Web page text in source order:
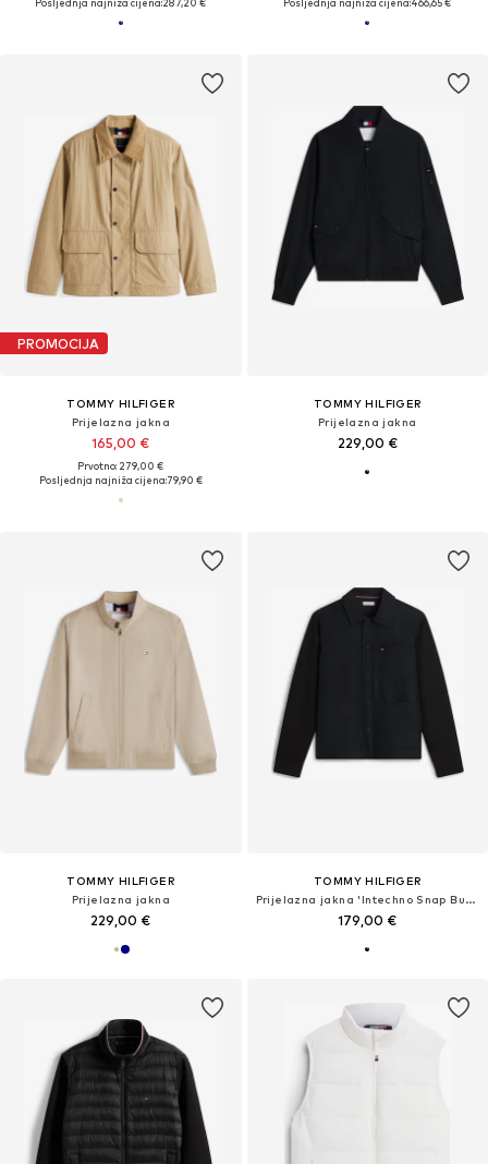
Posljednja najniža cijena:287,20 € Posljednja najniža cijena:466,65 €
PROMOCIJA
TOMMY HILFIGER
Prijelazna jakna
165,00 €
Prvotno: 279,00 €
Posljednja najniža cijena:79,90 €
TOMMY HILFIGER
Prijelazna jakna
229,00 €
TOMMY HILFIGER
Prijelazna jakna
229,00 €
TOMMY HILFIGER
Prijelazna jakna 'Intechno Snap Button Chore'
179,00 €